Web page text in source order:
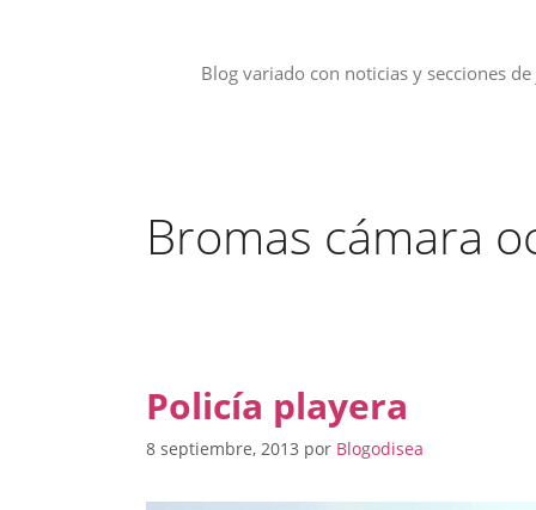
Blog variado con noticias y secciones
Bromas cámara
Policía playera
8 septiembre, 2013 por Blogodisea